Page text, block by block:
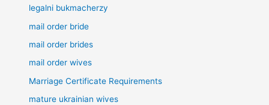
legalni bukmacherzy
mail order bride
mail order brides
mail order wives
Marriage Certificate Requirements
mature ukrainian wives